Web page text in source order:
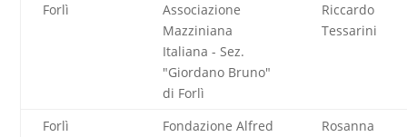
Forlì
Associazione
Mazziniana
Italiana - Sez.
"Giordano Bruno"
di Forlì
Riccardo
Tessarini
Forlì
Fondazione Alfred
Rosanna